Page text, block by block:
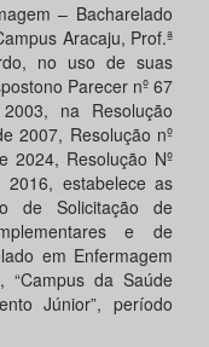
– Bacharelado
Aracaju, Prof.ª
no uso de suas
Parecer nº 67
na Resolução
2007, Resolução nº
2024, Resolução Nº
estabelece as
de Solicitação de
e de
em Enfermagem
“Campus da Saúde
Júnior”, período